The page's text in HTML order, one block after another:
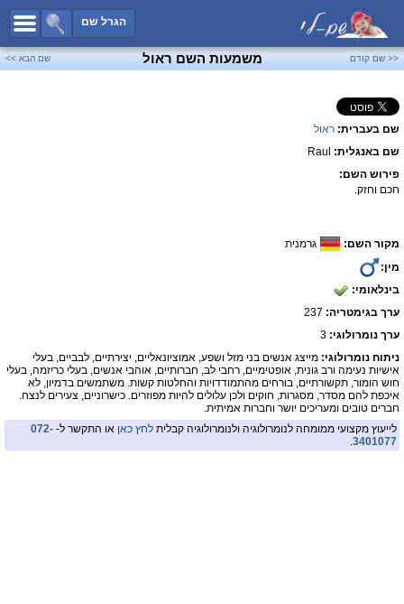
הגרל שם
כל השמות
שמות לבנים
פייסבוק
<< שם קודם משמעות השם ראול שם הבא >>
שם בעברית: ראול
שם באנגלית: Raul
פירוש השם:
חכם וחזק.
מקור השם:
גרמנית
מין:
בינלאומי:
ערך בגימטריה:
ערך נומרולוגי: 3
ניתוח נומרולוגי: מייצג אנשים בני מזל ושפע, אמוציונאליים, יצירתיים, לבביים, בעלי
אישיות נעימה ורב גונית, אופטימיים, רחבי לב, חברותיים, אוהבי אנשים, בעלי כריזמה, בעלי
חוש הומור, תקשורתיים, בורחים מהתמודדויות והחלטות קשות. משתמשים בדמיון, לא
איכפת להם מסדר, מסגרות, חוקים ולכן עלולים להיות מפוזרים. כישרוניים, צעירים לנצח.
חברים טובים ומעריכים יושר וחברות אמיתית.
לייעוץ מקצועי ממומחה לנומרולוגיה ולנומרולוגיה קבלית לחץ כאן או התקשר ל- 072-
3401077
.